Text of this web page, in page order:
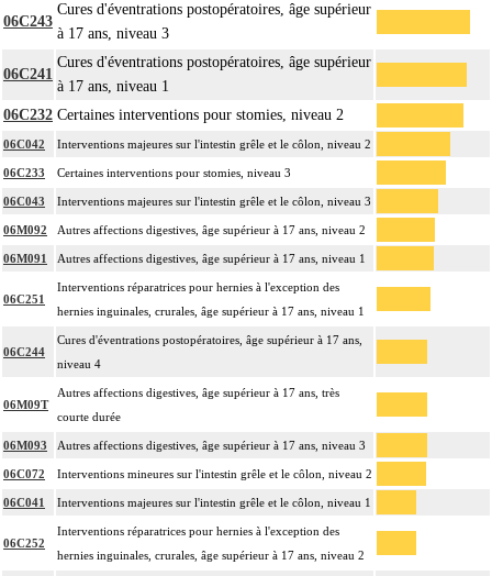
06C243
Cures d'éventrations postopératoires, âge supérieur
à 17 ans, niveau 3
06C241
Cures d'éventrations postopératoires, âge supérieur
à 17 ans, niveau 1
06C232 Certaines interventions pour stomies, niveau 2
06C042 Interventions majeures sur l'intestin grêle et le côlon, niveau 2
06C233 Certaines interventions pour stomies, niveau 3
06C043 Interventions majeures sur l'intestin grêle et le côlon, niveau 3
06M092 Autres affections digestives, âge supérieur à 17 ans, niveau 2
06M091 Autres affections digestives, âge supérieur à 17 ans, niveau 1
06C251
Interventions réparatrices pour hernies à l'exception des
hernies inguinales, crurales, âge supérieur à 17 ans, niveau 1
06C244
Cures d'éventrations postopératoires, âge supérieur à 17 ans,
niveau 4
06M09T
Autres affections digestives, âge supérieur à 17 ans, très
courte durée
06M093 Autres affections digestives, âge supérieur à 17 ans, niveau 3
06C072 Interventions mineures sur l'intestin grêle et le côlon, niveau 2
06C041 Interventions majeures sur l'intestin grêle et le côlon, niveau 1
06C252
Interventions réparatrices pour hernies à l'exception des
hernies inguinales, crurales, âge supérieur à 17 ans, niveau 2